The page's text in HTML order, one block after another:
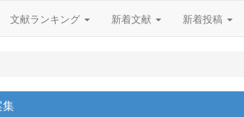
文献ランキング 新着文献 新着投稿
集